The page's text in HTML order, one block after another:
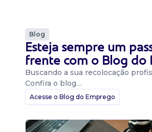
Blog
Esteja sempre um
frente com o Blog do
Buscando a sua recolocação
Confira o blog…
Acesse o Blog do Emprego